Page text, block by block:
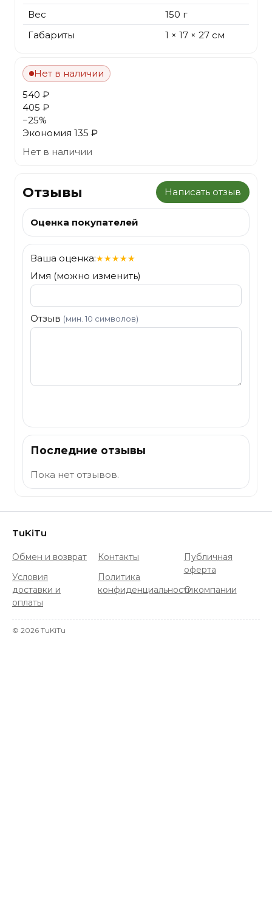
Вес
150 г
Габариты
1 × 17 × 27 см
Нет в наличии
540 ₽
405 ₽
−25%
Экономия 135 ₽
Нет в наличии
Отзывы Написать отзыв
Оценка покупателей
Ваша оценка:★★★★★
Имя (можно изменить)
Отзыв (мин. 10 символов)
Последние отзывы
Пока нет отзывов.
TuKiTu
Обмен и возврат
Условия
доставки и
оплаты
Контакты
Политика
конфиденциальности
Публичная
оферта
О компании
© 2026 TuKiTu